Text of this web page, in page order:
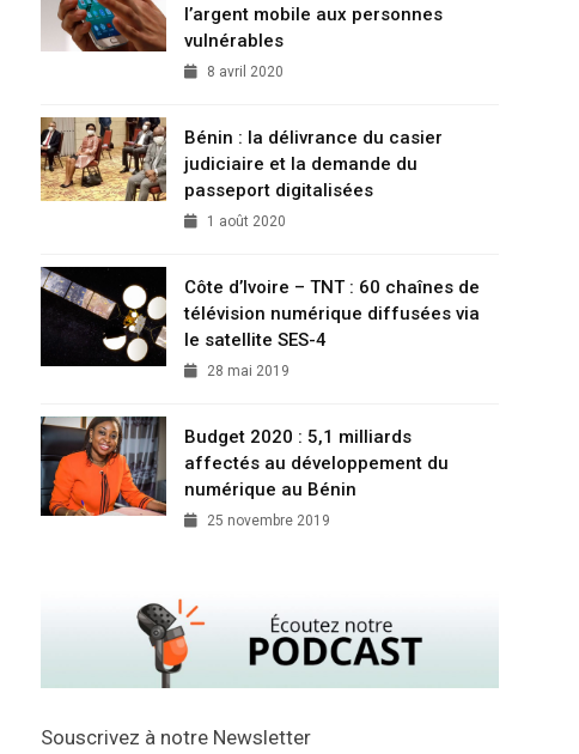
l’argent mobile aux personnes
vulnérables
8 avril 2020
Bénin : la délivrance du casier
judiciaire et la demande du
passeport digitalisées
1 août 2020
Côte d’Ivoire – TNT : 60 chaînes de
télévision numérique diffusées via
le satellite SES-4
28 mai 2019
Budget 2020 : 5,1 milliards
affectés au développement du
numérique au Bénin
25 novembre 2019
Souscrivez à notre Newsletter